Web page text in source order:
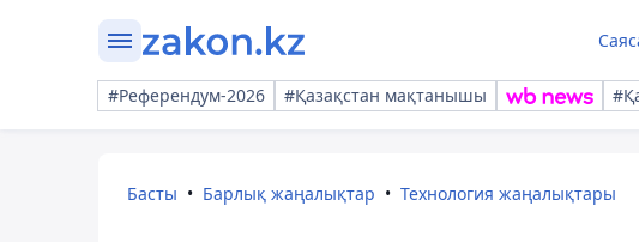
#Референдум-2026 #Қазақстан мақтанышы
Басты Барлық жаңалықтар Технология жаңалықтары